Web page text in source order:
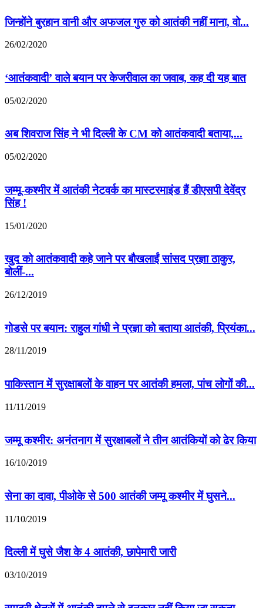
जिन्होंने बुरहान वानी और अफजल गुरु को आतंकी नहीं माना, वो...
26/02/2020
‘आतंकवादी’ वाले बयान पर केजरीवाल का जवाब, कह दी यह बात
05/02/2020
अब शिवराज सिंह ने भी दिल्ली के CM को आतंकवादी बताया,...
05/02/2020
जम्‍मू-कश्‍मीर में आतंकी नेटवर्क का मास्टरमाइंड हैं डीएसपी देवेंद्र
सिंह !
15/01/2020
खुद को आतंकवादी कहे जाने पर बौखलाईं सांसद प्रज्ञा ठाकुर,
बोलीं-...
26/12/2019
गोडसे पर बयान: राहुल गांधी ने प्रज्ञा को बताया आतंकी, प्रियंका...
28/11/2019
पाकिस्तान में सुरक्षाबलों के वाहन पर आतंकी हमला, पांच लोगों की...
11/11/2019
जम्‍मू कश्‍मीर: अनंतनाग में सुरक्षाबलों ने तीन आतंकियों को ढेर किया
16/10/2019
सेना का दावा, पीओके से 500 आतंकी जम्मू कश्मीर में घुसने...
11/10/2019
दिल्ली में घुसे जैश के 4 आतंकी, छापेमारी जारी
03/10/2019